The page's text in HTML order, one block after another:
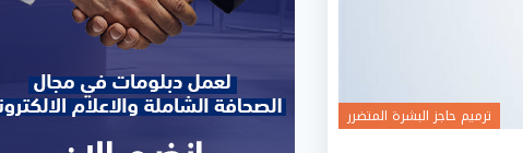
ترميم حاجز البشرة المتضرر